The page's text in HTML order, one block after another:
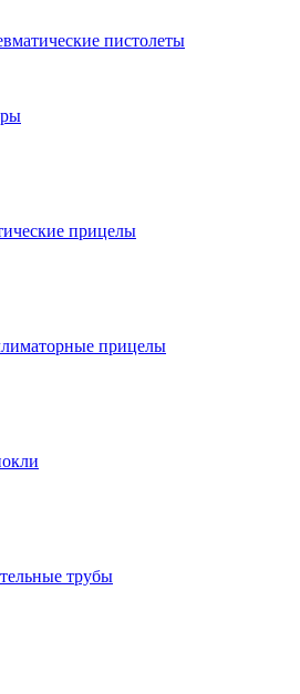
пистолеты
прицелы
прицелы
трубы